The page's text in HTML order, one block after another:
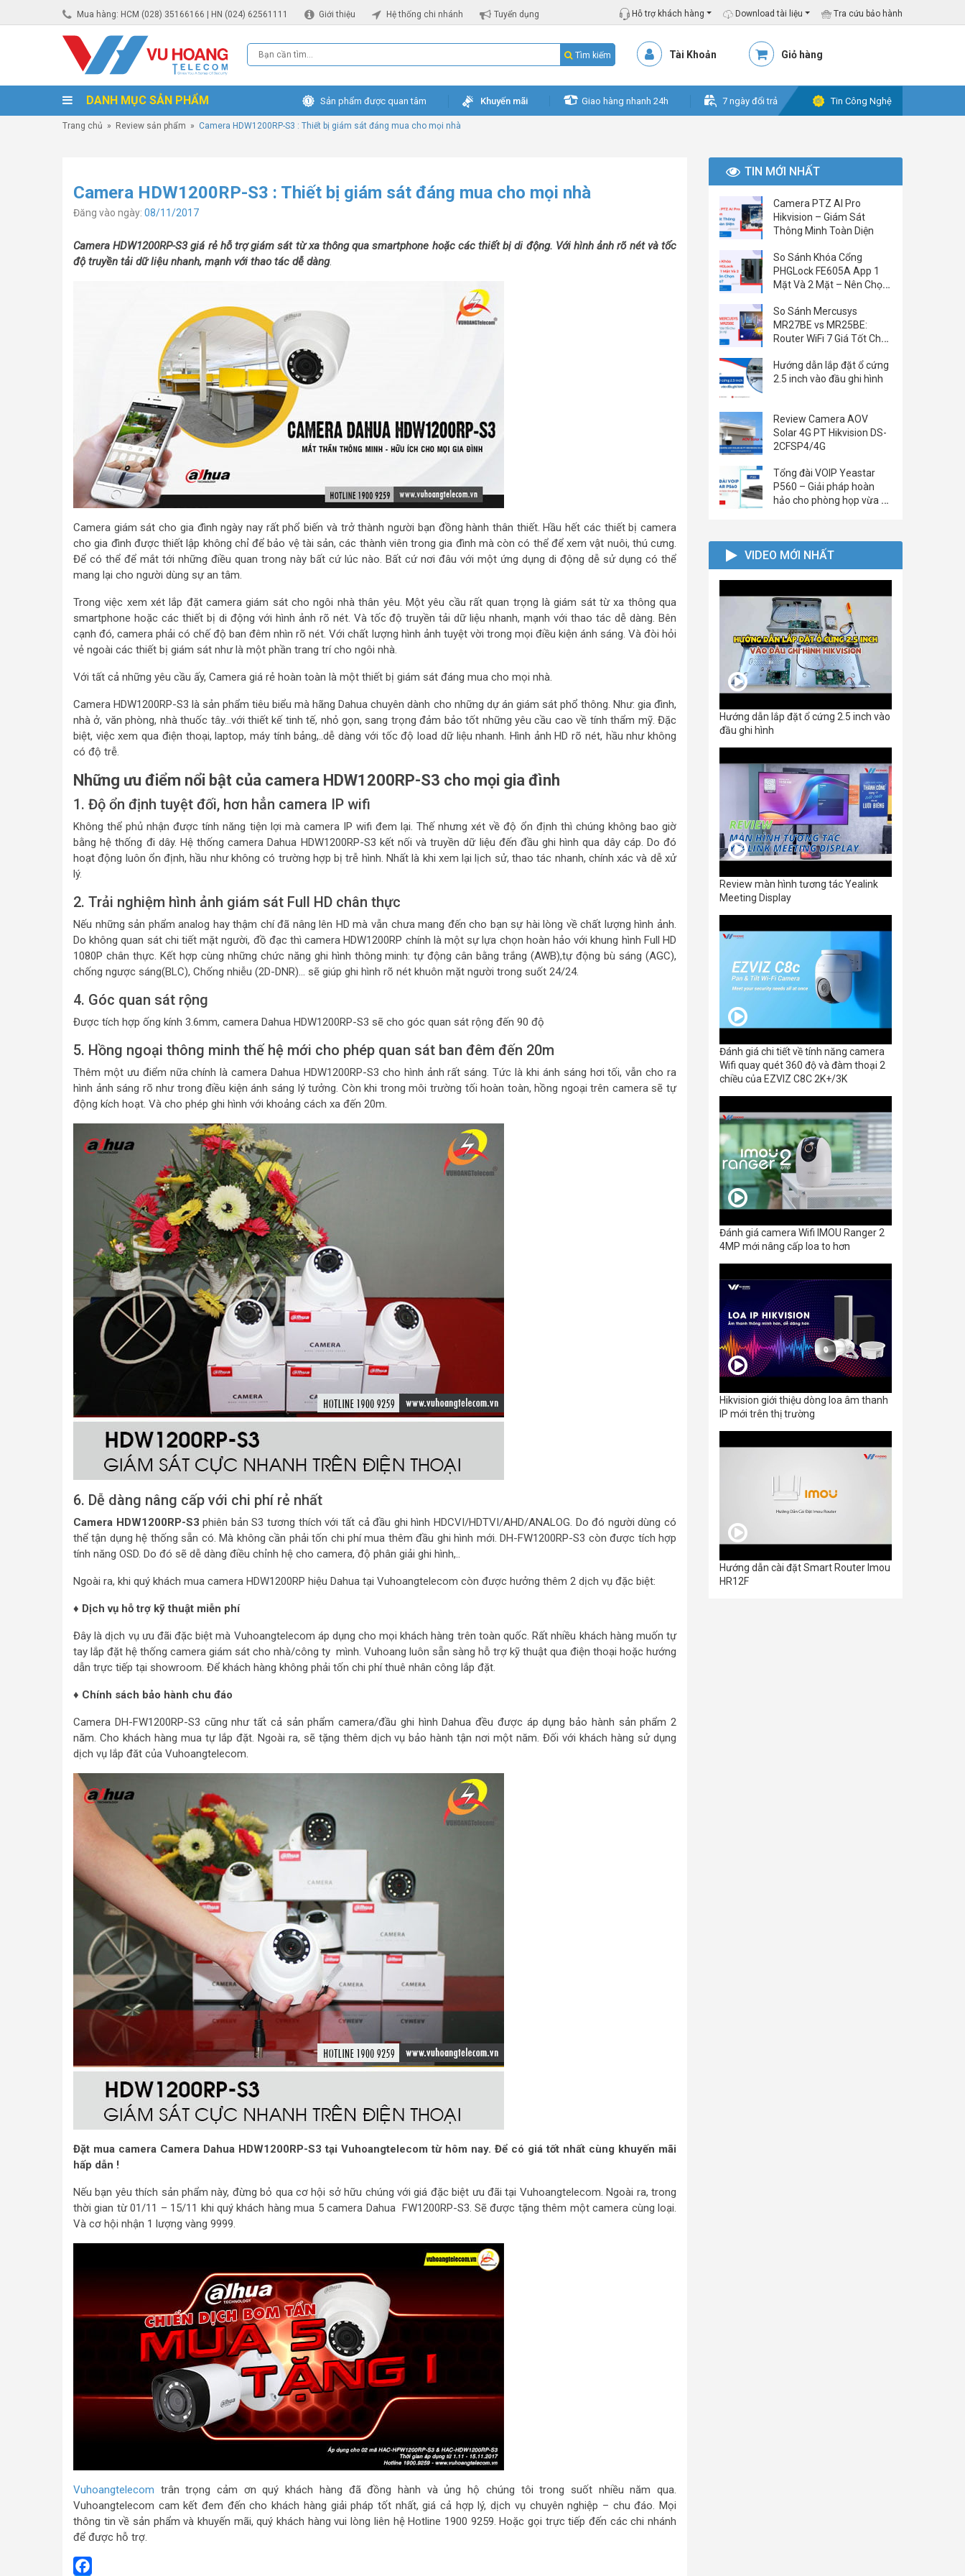
Mua hàng: HCM (028) 35166166 | HN (024) 62561111 Giới thiệu Hệ thống chi nhánh Tuyển dụng Hỗ trợ khách hàng Download tài liệu Tra cứu bảo hành
Tìm kiếm Tài Khoản Giỏ hàng
DANH MỤC SẢN PHẨM Sản phẩm được quan tâm Khuyến mãi Giao hàng nhanh 24h 7 ngày đổi trả Tin Công Nghệ
Trang chủ » Review sản phẩm » Camera HDW1200RP-S3 : Thiết bị giám sát đáng mua cho mọi nhà
Camera HDW1200RP-S3 : Thiết bị giám sát đáng mua cho mọi nhà
Đăng vào ngày: 08/11/2017
Camera HDW1200RP-S3 giá rẻ hỗ trợ giám sát từ xa thông qua smartphone hoặc các thiết bị di động. Với hình ảnh rõ nét và tốc
độ truyền tải dữ liệu nhanh, mạnh với thao tác dễ dàng.
Camera giám sát cho gia đình ngày nay rất phổ biến và trở thành người bạn đồng hành thân thiết. Hầu hết các thiết bị camera
cho gia đình được thiết lập không chỉ để bảo vệ tài sản, các thành viên trong gia đình mà còn có thể để xem vật nuôi, thú cưng.
Để có thể để mắt tới những điều quan trong này bất cứ lúc nào. Bất cứ nơi đâu với một ứng dụng di động dễ sử dụng có thể
mang lại cho người dùng sự an tâm.
Trong việc xem xét lắp đặt camera giám sát cho ngôi nhà thân yêu. Một yêu cầu rất quan trọng là giám sát từ xa thông qua
smartphone hoặc các thiết bị di động với hình ảnh rõ nét. Và tốc độ truyền tải dữ liệu nhanh, mạnh với thao tác dễ dàng. Bên
cạnh đó, camera phải có chế độ ban đêm nhìn rõ nét. Với chất lượng hình ảnh tuyệt vời trong mọi điều kiện ánh sáng. Và đòi hỏi
vẻ ngoài các thiết bị giám sát như là một phần trang trí cho ngôi nhà.
Với tất cả những yêu cầu ấy, Camera giá rẻ hoàn toàn là một thiết bị giám sát đáng mua cho mọi nhà.
Camera HDW1200RP-S3 là sản phẩm tiêu biểu mà hãng Dahua chuyên dành cho những dự án giám sát phổ thông. Như: gia đình,
nhà ở, văn phòng, nhà thuốc tây…với thiết kế tinh tế, nhỏ gọn, sang trọng đảm bảo tốt những yêu cầu cao về tính thẩm mỹ. Đặc
biệt, việc xem qua điện thoại, laptop, máy tính bảng,..dễ dàng với tốc độ load dữ liệu nhanh. Hình ảnh HD rõ nét, hầu như không
có độ trễ.
Những ưu điểm nổi bật của camera HDW1200RP-S3 cho mọi gia đình
1. Độ ổn định tuyệt đối, hơn hẳn camera IP wifi
Không thể phủ nhận được tính năng tiện lợi mà camera IP wifi đem lại. Thế nhưng xét về độ ổn định thì chúng không bao giờ
bằng hệ thống đi dây. Hệ thống camera Dahua HDW1200RP-S3 kết nối và truyền dữ liệu đến đầu ghi hình qua dây cáp. Do đó
hoạt động luôn ổn định, hầu như không có trường hợp bị trễ hình. Nhất là khi xem lại lịch sử, thao tác nhanh, chính xác và dễ xử
lý.
2. Trải nghiệm hình ảnh giám sát Full HD chân thực
Nếu những sản phẩm analog hay thậm chí đã nâng lên HD mà vẫn chưa mang đến cho bạn sự hài lòng về chất lượng hình ảnh.
Do không quan sát chi tiết mặt người, đồ đạc thì camera HDW1200RP chính là một sự lựa chọn hoàn hảo với khung hình Full HD
1080P chân thực. Kết hợp cùng những chức năng ghi hình thông minh: tự động cân bằng trắng (AWB),tự động bù sáng (AGC),
chống ngược sáng(BLC), Chống nhiễu (2D-DNR)… sẽ giúp ghi hình rõ nét khuôn mặt người trong suốt 24/24.
4. Góc quan sát rộng
Được tích hợp ống kính 3.6mm, camera Dahua HDW1200RP-S3 sẽ cho góc quan sát rộng đến 90 độ
5. Hồng ngoại thông minh thế hệ mới cho phép quan sát ban đêm đến 20m
Thêm một ưu điểm nữa chính là camera Dahua HDW1200RP-S3 cho hình ảnh rất sáng. Tức là khi ánh sáng hơi tối, vẫn cho ra
hình ảnh sáng rõ như trong điều kiện ánh sáng lý tưởng. Còn khi trong môi trường tối hoàn toàn, hồng ngoại trên camera sẽ tự
động kích hoạt. Và cho phép ghi hình với khoảng cách xa đến 20m.
6. Dễ dàng nâng cấp với chi phí rẻ nhất
Camera HDW1200RP-S3 phiên bản S3 tương thích với tất cả đầu ghi hình HDCVI/HDTVI/AHD/ANALOG. Do đó người dùng có
thể tận dụng hệ thống sẵn có. Mà không cần phải tốn chi phí mua thêm đầu ghi hình mới. DH-FW1200RP-S3 còn được tích hợp
tính năng OSD. Do đó sẽ dễ dàng điều chỉnh hệ cho camera, độ phân giải ghi hình,..
Ngoài ra, khi quý khách mua camera HDW1200RP hiệu Dahua tại Vuhoangtelecom còn được hưởng thêm 2 dịch vụ đặc biệt:
♦ Dịch vụ hỗ trợ kỹ thuật miễn phí
Đây là dịch vụ ưu đãi đặc biệt mà Vuhoangtelecom áp dụng cho mọi khách hàng trên toàn quốc. Rất nhiều khách hàng muốn tự
tay lắp đặt hệ thống camera giám sát cho nhà/công ty mình. Vuhoang luôn sẵn sàng hỗ trợ kỹ thuật qua điện thoại hoặc hướng
dẫn trực tiếp tại showroom. Để khách hàng không phải tốn chi phí thuê nhân công lắp đặt.
♦ Chính sách bảo hành chu đáo
Camera DH-FW1200RP-S3 cũng như tất cả sản phẩm camera/đầu ghi hình Dahua đều được áp dụng bảo hành sản phẩm 2
năm. Cho khách hàng mua tự lắp đặt. Ngoài ra, sẽ tặng thêm dịch vụ bảo hành tận nơi một năm. Đối với khách hàng sử dụng
dịch vụ lắp đăt của Vuhoangtelecom.
Đặt mua camera Camera Dahua HDW1200RP-S3 tại Vuhoangtelecom từ hôm nay. Để có giá tốt nhất cùng khuyến mãi
hấp dẫn !
Nếu bạn yêu thích sản phẩm này, đừng bỏ qua cơ hội sở hữu chúng với giá đặc biệt ưu đãi tại Vuhoangtelecom. Ngoài ra, trong
thời gian từ 01/11 – 15/11 khi quý khách hàng mua 5 camera Dahua FW1200RP-S3. Sẽ được tặng thêm một camera cùng loại.
Và cơ hội nhận 1 lượng vàng 9999.
Vuhoangtelecom trân trọng cảm ơn quý khách hàng đã đồng hành và ủng hộ chúng tôi trong suốt nhiều năm qua.
Vuhoangtelecom cam kết đem đến cho khách hàng giải pháp tốt nhất, giá cả hợp lý, dịch vụ chuyên nghiệp – chu đáo. Mọi
thông tin về sản phẩm và khuyến mãi, quý khách hàng vui lòng liên hệ Hotline 1900 9259. Hoặc gọi trực tiếp đến các chi nhánh
để được hỗ trợ.
TIN MỚI NHẤT
Camera PTZ AI Pro
Hikvision – Giám Sát
Thông Minh Toàn Diện
So Sánh Khóa Cổng
PHGLock FE605A App 1
Mặt Và 2 Mặt – Nên Chọn
So Sánh Mercusys
MR27BE vs MR25BE:
Router WiFi 7 Giá Tốt Cho
Hướng dẫn lắp đặt ổ cứng
2.5 inch vào đầu ghi hình
Review Camera AOV
Solar 4G PT Hikvision DS-
2CFSP4/4G
Tổng đài VOIP Yeastar
P560 – Giải pháp hoàn
hảo cho phòng họp vừa và
VIDEO MỚI NHẤT
Hướng dẫn lắp đặt ổ cứng 2.5 inch vào
đầu ghi hình
Review màn hình tương tác Yealink
Meeting Display
Đánh giá chi tiết về tính năng camera
Wifi quay quét 360 độ và đàm thoại 2
chiều của EZVIZ C8C 2K+/3K
Đánh giá camera Wifi IMOU Ranger 2
4MP mới nâng cấp loa to hơn
Hikvision giới thiệu dòng loa âm thanh
IP mới trên thị trường
Hướng dẫn cài đặt Smart Router Imou
HR12F